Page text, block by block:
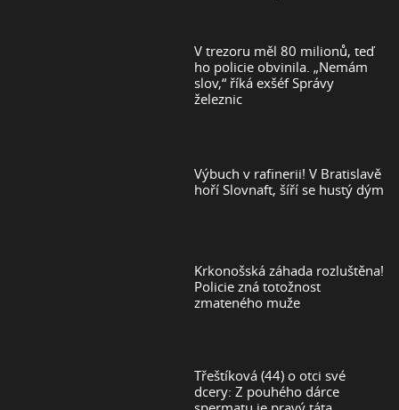
V trezoru měl 80 milionů, teď
ho policie obvinila. „Nemám
slov,“ říká exšéf Správy
železnic
Výbuch v rafinerii! V Bratislavě
hoří Slovnaft, šíří se hustý dým
Krkonošská záhada rozluštěna!
Policie zná totožnost
zmateného muže
Třeštíková (44) o otci své
dcery: Z pouhého dárce